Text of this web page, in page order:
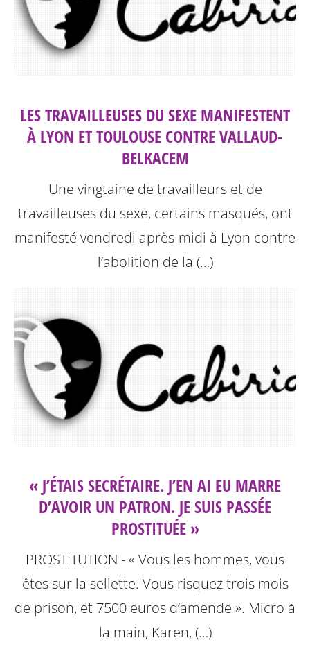
LES TRAVAILLEUSES DU SEXE MANIFESTENT
À LYON ET TOULOUSE CONTRE VALLAUD-
BELKACEM
Une vingtaine de travailleurs et de
travailleuses du sexe, certains masqués, ont
manifesté vendredi après-midi à Lyon contre
l’abolition de la (…)
« J’ÉTAIS SECRÉTAIRE. J’EN AI EU MARRE
D’AVOIR UN PATRON. JE SUIS PASSÉE
PROSTITUÉE »
PROSTITUTION - « Vous les hommes, vous
êtes sur la sellette. Vous risquez trois mois
de prison, et 7500 euros d’amende ». Micro à
la main, Karen, (…)